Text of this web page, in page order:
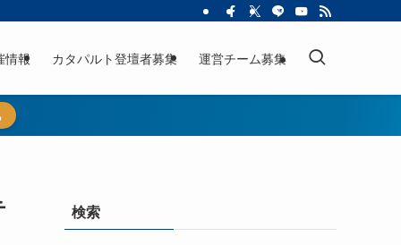
情報 カタパルト登壇者募集 運営チーム募集
検索